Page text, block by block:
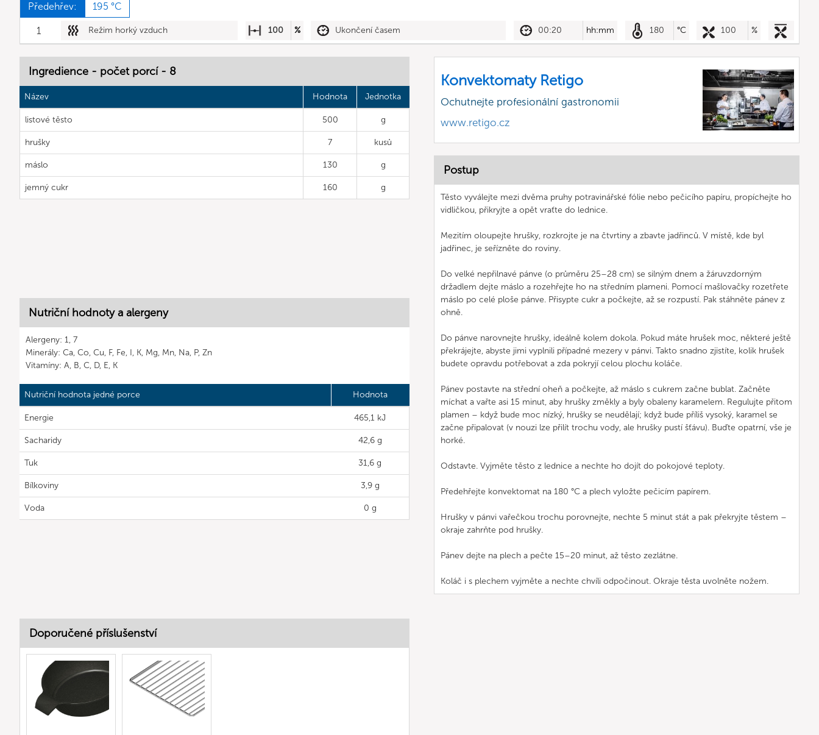
Předehřev: 195 °C
1 Režim horký vzduch 100 % Ukončení časem 00:20 hh:mm 180 °C 100 %
Ingredience - počet porcí - 8
Název Hodnota Jednotka
listové těsto 500 g
hrušky 7 kusů
máslo 130 g
jemný cukr 160 g
Nutriční hodnoty a alergeny
Alergeny: 1, 7
Minerály: Ca, Co, Cu, F, Fe, I, K, Mg, Mn, Na, P, Zn
Vitamíny: A, B, C, D, E, K
Nutriční hodnota jedné porce Hodnota
Energie 465,1 kJ
Sacharidy 42,6 g
Tuk 31,6 g
Bílkoviny 3,9 g
Voda 0 g
Konvektomaty Retigo
Ochutnejte profesionální gastronomii
www.retigo.cz
Postup
Těsto vyválejte mezi dvěma pruhy potravinářské fólie nebo pečicího papíru, propíchejte ho
vidličkou, přikryjte a opět vraťte do lednice.
Mezitím oloupejte hrušky, rozkrojte je na čtvrtiny a zbavte jadřinců. V místě, kde byl
jadřinec, je seřízněte do roviny.
Do velké nepřilnavé pánve (o průměru 25–28 cm) se silným dnem a žáruvzdorným
držadlem dejte máslo a rozehřejte ho na středním plameni. Pomocí mašlovačky rozetřete
máslo po celé ploše pánve. Přisypte cukr a počkejte, až se rozpustí. Pak stáhněte pánev z
ohně.
Do pánve narovnejte hrušky, ideálně kolem dokola. Pokud máte hrušek moc, některé ještě
překrájejte, abyste jimi vyplnili případné mezery v pánvi. Takto snadno zjistíte, kolik hrušek
budete opravdu potřebovat a zda pokryjí celou plochu koláče.
Pánev postavte na střední oheň a počkejte, až máslo s cukrem začne bublat. Začněte
míchat a vařte asi 15 minut, aby hrušky změkly a byly obaleny karamelem. Regulujte přitom
plamen – když bude moc nízký, hrušky se neudělají; když bude příliš vysoký, karamel se
začne připalovat (v nouzi lze přilít trochu vody, ale hrušky pustí šťávu). Buďte opatrní, vše je
horké.
Odstavte. Vyjměte těsto z lednice a nechte ho dojít do pokojové teploty.
Předehřejte konvektomat na 180 °C a plech vyložte pečicím papírem.
Hrušky v pánvi vařečkou trochu porovnejte, nechte 5 minut stát a pak překryjte těstem –
okraje zahrňte pod hrušky.
Pánev dejte na plech a pečte 15–20 minut, až těsto zezlátne.
Koláč i s plechem vyjměte a nechte chvíli odpočinout. Okraje těsta uvolněte nožem.
Doporučené příslušenství